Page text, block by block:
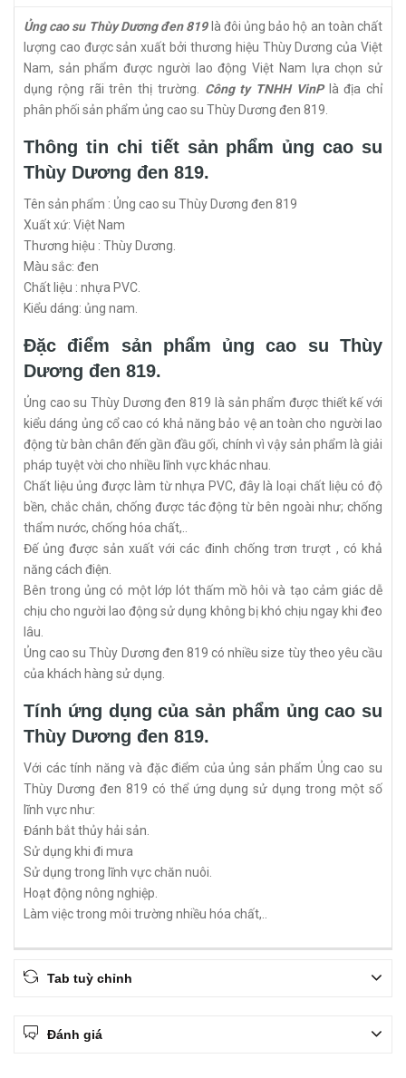
Ủng cao su Thùy Dương đen 819là đôi ủng bảo hộ an toàn chất
lượng cao được sản xuất bởi thương hiệu Thùy Dương của Việt
Nam, sản phẩm được người lao động Việt Nam lựa chọn sử
dụng rộng rãi trên thị trường. Công ty TNHH VinPlà địa chỉ
phân phối sản phẩm ủng cao su Thùy Dương đen 819.
Thông tin chi tiết sản phẩm ủng cao su
Thùy Dương đen 819.
Tên sản phẩm : Ủng cao su Thùy Dương đen 819
Xuất xứ: Việt Nam
Thương hiệu : Thùy Dương.
Màu sắc: đen
Chất liệu : nhựa PVC.
Kiểu dáng: ủng nam.
Đặc điểm sản phẩm ủng cao su Thùy
Dương đen 819.
Ủng cao su Thùy Dương đen 819 là sản phẩm được thiết kế với
kiểu dáng ủng cổ cao có khả năng bảo vệ an toàn cho người lao
động từ bàn chân đến gần đầu gối, chính vì vậy sản phẩm là giải
pháp tuyệt vời cho nhiều lĩnh vực khác nhau.
Chất liệu ủng được làm từ nhựa PVC, đây là loại chất liệu có độ
bền, chắc chắn, chống được tác động từ bên ngoài như; chống
thẩm nước, chống hóa chất,..
Đế ủng được sản xuất với các đinh chống trơn trượt , có khả
năng cách điện.
Bên trong ủng có một lớp lót thấm mồ hôi và tạo cảm giác dễ
chịu cho người lao động sử dụng không bị khó chịu ngay khi đeo
lâu.
Ủng cao su Thùy Dương đen 819 có nhiều size tùy theo yêu cầu
của khách hàng sử dụng.
Tính ứng dụng của sản phẩm ủng cao su
Thùy Dương đen 819.
Với các tính năng và đặc điểm của ủng sản phẩm Ủng cao su
Thùy Dương đen 819 có thể ứng dụng sử dụng trong một số
lĩnh vực như:
Đánh bắt thủy hải sản.
Sử dụng khi đi mưa
Sử dụng trong lĩnh vực chăn nuôi.
Hoạt động nông nghiệp.
Làm việc trong môi trường nhiều hóa chất,..
Tab tuỳ chỉnh
Đánh giá